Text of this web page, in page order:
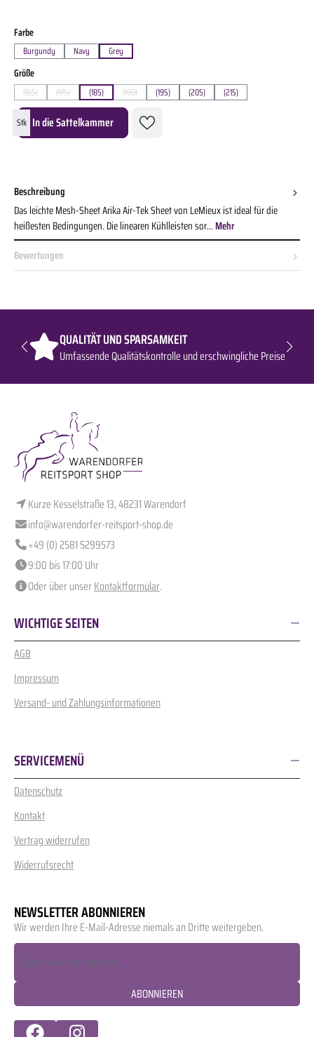
Farbeauswählen
Burgundy Navy Grey
Größeauswählen
(165)(Diese Option ist zurzeit nicht verfügbar.)
(175)(Diese Option ist zurzeit nicht verfügbar.)
(185) (190)(Diese Option ist zurzeit nicht verfügbar.)
(195) (205) (215)
Produkt Anzahl: Gib den gewünschten Wert ein oder benutze die Schaltflächen um die
Stk In die Sattelkammer
Beschreibung
Das leichte Mesh-Sheet Arika Air-Tek Sheet von LeMieux ist ideal für die
heißesten Bedingungen. Die linearen Kühlleisten sor…Mehr
Bewertungen
QUALITÄT UND SPARSAMKEIT
Umfassende Qualitätskontrolle und erschwingliche Preise
Kurze Kesselstraße 13, 48231 Warendorf
info@warendorfer-reitsport-shop.de
+49 (0) 2581 5299573
9:00 bis 17:00 Uhr
Oder über unserKontaktformular.
WICHTIGE SEITEN
AGB
Impressum
Versand- und Zahlungsinformationen
SERVICEMENÜ
Datenschutz
Kontakt
Vertrag widerrufen
Widerrufsrecht
NEWSLETTER ABONNIEREN
Wir werden Ihre E-Mail-Adresse niemals an Dritte weitergeben.
ABONNIEREN